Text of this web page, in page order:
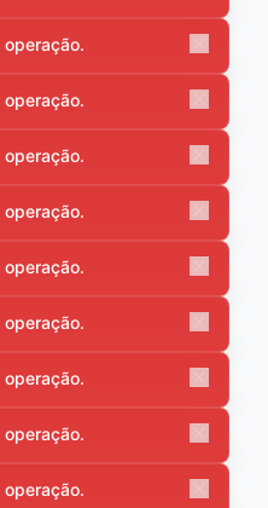
operação.
operação.
operação.
operação.
operação.
operação.
operação.
operação.
operação.